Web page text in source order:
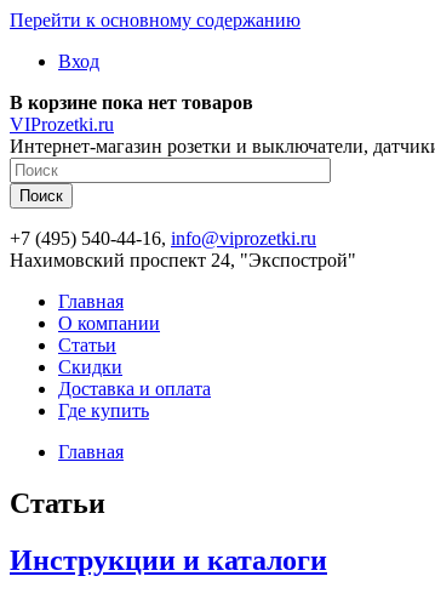
Перейти к основному содержанию
Вход
В корзине пока нет товаров
VIProzetki.ru
Интернет-магазин розетки и выключатели,
+7 (495) 540-44-16, info@viprozetki.ru
Нахимовский проспект 24, "Экспострой"
Главная
О компании
Статьи
Скидки
Доставка и оплата
Где купить
Главная
Статьи
Инструкции и каталоги